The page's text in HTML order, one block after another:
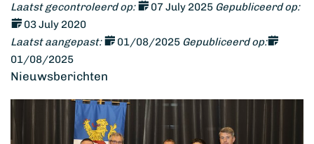
Laatst gecontroleerd op: 07 July 2025 Gepubliceerd op:
03 July 2020
Laatst aangepast:
01/08/2025 Gepubliceerd op:
01/08/2025
Nieuwsberichten